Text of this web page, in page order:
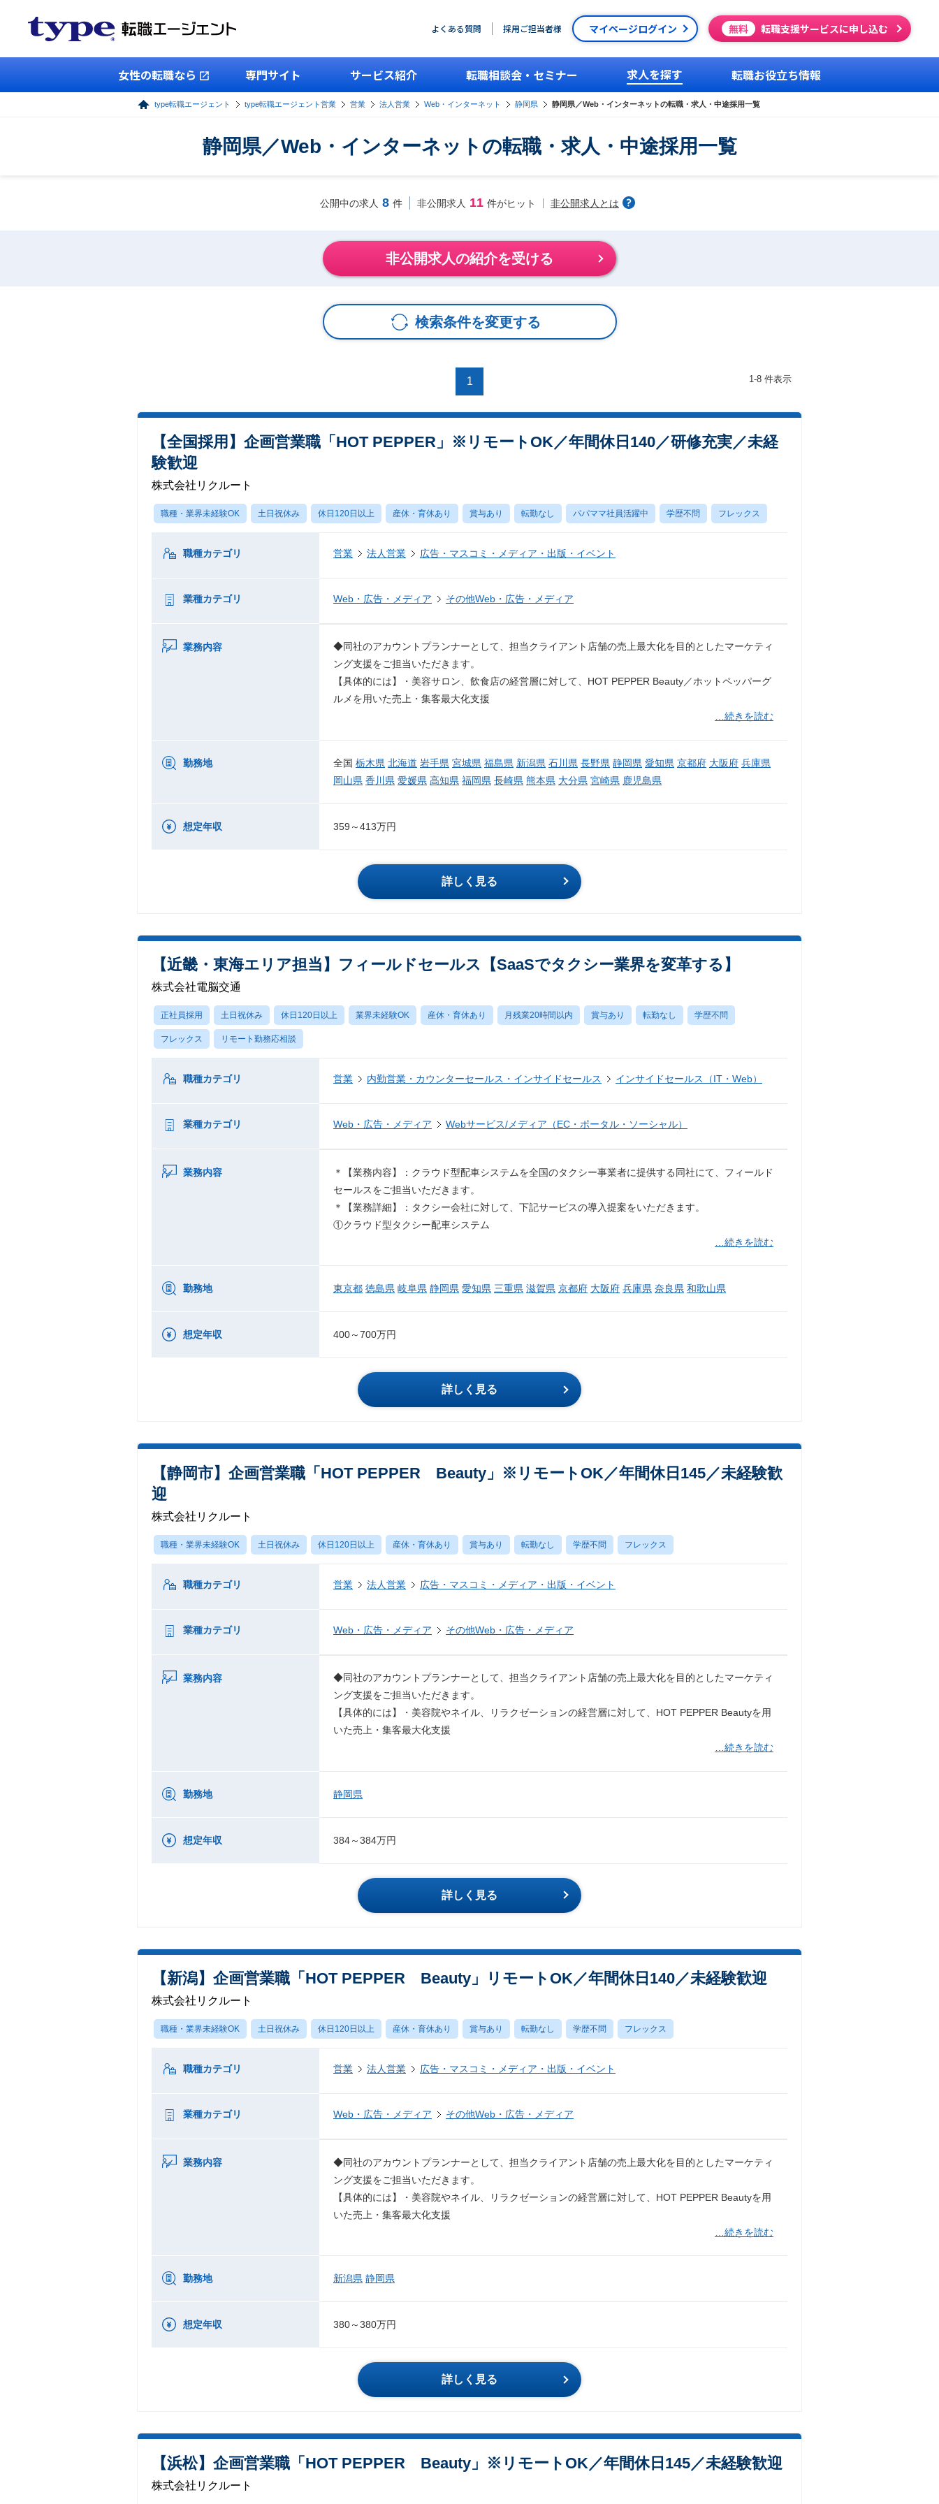
よくある質問 採用ご担当者様 マイページログイン 無料 転職支援サービスに申し込む
女性の転職なら 専門サイト サービス紹介 転職相談会・セミナー 求人を探す 転職お役立ち情報
type転職エージェント type転職エージェント営業 営業 法人営業 Web・インターネット 静岡県 静岡県／Web・インターネットの転職・求人・中途採用一覧
静岡県／Web・インターネットの転職・求人・中途採用一覧
公開中の求人 8 件 非公開求人 11 件がヒット 非公開求人とは
非公開求人の紹介を受ける
検索条件を変更する
1 1-8 件表示
【全国採用】企画営業職「HOT PEPPER」※リモートOK／年間休日140／研修充実／未経
験歓迎
株式会社リクルート
職種・業界未経験OK 土日祝休み 休日120日以上 産休・育休あり 賞与あり 転勤なし パパママ社員活躍中 学歴不問 フレックス
職種カテゴリ 営業 法人営業 広告・マスコミ・メディア・出版・イベント
業種カテゴリ Web・広告・メディア その他Web・広告・メディア
業務内容
◆同社のアカウントプランナーとして、担当クライアント店舗の売上最大化を目的としたマーケティ
ング支援をご担当いただきます。
【具体的には】・美容サロン、飲食店の経営層に対して、HOT PEPPER Beauty／ホットペッパーグ
ルメを用いた売上・集客最大化支援
…続きを読む
勤務地 全国 栃木県 北海道 岩手県 宮城県 福島県 新潟県 石川県 長野県 静岡県 愛知県 京都府 大阪府 兵庫県
岡山県 香川県 愛媛県 高知県 福岡県 長崎県 熊本県 大分県 宮崎県 鹿児島県
想定年収 359～413万円
詳しく見る
【近畿・東海エリア担当】フィールドセールス【SaaSでタクシー業界を変革する】
株式会社電脳交通
正社員採用 土日祝休み 休日120日以上 業界未経験OK 産休・育休あり 月残業20時間以内 賞与あり 転勤なし 学歴不問
フレックス リモート勤務応相談
職種カテゴリ 営業 内勤営業・カウンターセールス・インサイドセールス インサイドセールス（IT・Web）
業種カテゴリ Web・広告・メディア Webサービス/メディア（EC・ポータル・ソーシャル）
業務内容
＊【業務内容】：クラウド型配車システムを全国のタクシー事業者に提供する同社にて、フィールド
セールスをご担当いただきます。
＊【業務詳細】：タクシー会社に対して、下記サービスの導入提案をいただきます。
①クラウド型タクシー配車システム
…続きを読む
勤務地 東京都 徳島県 岐阜県 静岡県 愛知県 三重県 滋賀県 京都府 大阪府 兵庫県 奈良県 和歌山県
想定年収 400～700万円
詳しく見る
【静岡市】企画営業職「HOT PEPPER Beauty」※リモートOK／年間休日145／未経験歓
迎
株式会社リクルート
職種・業界未経験OK 土日祝休み 休日120日以上 産休・育休あり 賞与あり 転勤なし 学歴不問 フレックス
職種カテゴリ 営業 法人営業 広告・マスコミ・メディア・出版・イベント
業種カテゴリ Web・広告・メディア その他Web・広告・メディア
業務内容
◆同社のアカウントプランナーとして、担当クライアント店舗の売上最大化を目的としたマーケティ
ング支援をご担当いただきます。
【具体的には】・美容院やネイル、リラクゼーションの経営層に対して、HOT PEPPER Beautyを用
いた売上・集客最大化支援
…続きを読む
勤務地 静岡県
想定年収 384～384万円
詳しく見る
【新潟】企画営業職「HOT PEPPER Beauty」リモートOK／年間休日140／未経験歓迎
株式会社リクルート
職種・業界未経験OK 土日祝休み 休日120日以上 産休・育休あり 賞与あり 転勤なし 学歴不問 フレックス
職種カテゴリ 営業 法人営業 広告・マスコミ・メディア・出版・イベント
業種カテゴリ Web・広告・メディア その他Web・広告・メディア
業務内容
◆同社のアカウントプランナーとして、担当クライアント店舗の売上最大化を目的としたマーケティ
ング支援をご担当いただきます。
【具体的には】・美容院やネイル、リラクゼーションの経営層に対して、HOT PEPPER Beautyを用
いた売上・集客最大化支援
…続きを読む
勤務地 新潟県 静岡県
想定年収 380～380万円
詳しく見る
【浜松】企画営業職「HOT PEPPER Beauty」※リモートOK／年間休日145／未経験歓迎
株式会社リクルート